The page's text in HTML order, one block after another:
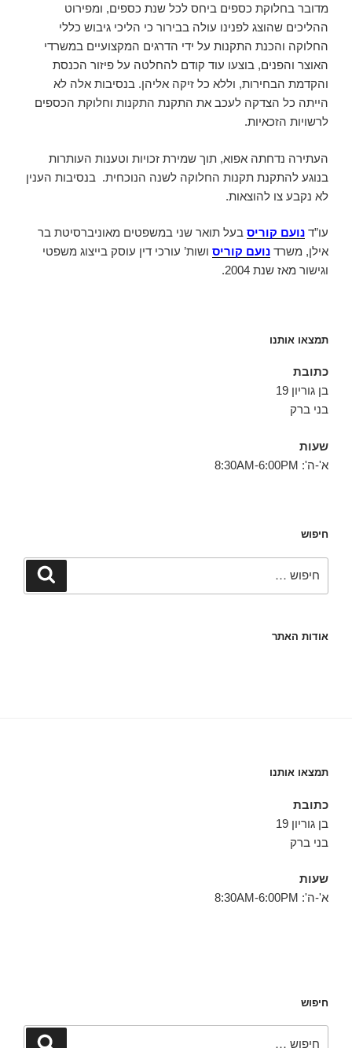
מדובר בחלוקת כספים ביחס לכל שנת כספים, ומפירוט
ההליכים שהוצג לפנינו עולה בבירור כי הליכי גיבוש כללי
החלוקה והכנת התקנות על ידי הדרגים המקצועיים במשרדי
האוצר והפנים, בוצעו עוד קודם להחלטה על פיזור הכנסת
והקדמת הבחירות, וללא כל זיקה אליהן. בנסיבות אלה לא
הייתה כל הצדקה לעכב את התקנת התקנות וחלוקת הכספים
לרשויות הזכאיות.
העתירה נדחתה אפוא, תוך שמירת זכויות וטענות העותרות
בנוגע להתקנת תקנות החלוקה לשנה הנוכחית. בנסיבות הענין
לא נקבע צו להוצאות.
עו”ד נועם קוריס בעל תואר שני במשפטים מאוניברסיטת בר
אילן, משרד נועם קוריס ושות’ עורכי דין עוסק בייצוג משפטי
וגישור מאז שנת 2004.
תמצאו אותנו
כתובת
בן גוריון 19
בני ברק
שעות
א'-ה': 8:30AM-6:00PM
חיפוש
חיפוש
אודות האתר
תמצאו אותנו
כתובת
בן גוריון 19
בני ברק
שעות
א'-ה': 8:30AM-6:00PM
חיפוש
חיפוש